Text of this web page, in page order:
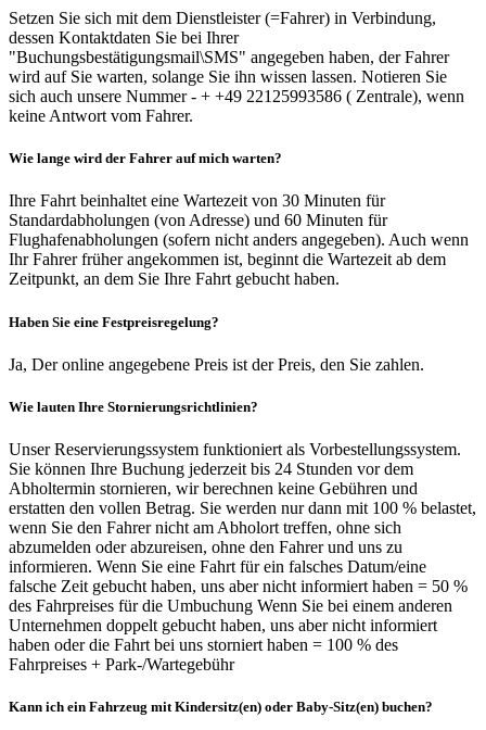
Setzen Sie sich mit dem Dienstleister (=Fahrer) in Verbindung,
dessen Kontaktdaten Sie bei Ihrer
"Buchungsbestätigungsmail\SMS" angegeben haben, der Fahrer
wird auf Sie warten, solange Sie ihn wissen lassen. Notieren Sie
sich auch unsere Nummer - + +49 22125993586 ( Zentrale), wenn
keine Antwort vom Fahrer.
Wie lange wird der Fahrer auf mich warten?
Ihre Fahrt beinhaltet eine Wartezeit von 30 Minuten für
Standardabholungen (von Adresse) und 60 Minuten für
Flughafenabholungen (sofern nicht anders angegeben). Auch wenn
Ihr Fahrer früher angekommen ist, beginnt die Wartezeit ab dem
Zeitpunkt, an dem Sie Ihre Fahrt gebucht haben.
Haben Sie eine Festpreisregelung?
Ja, Der online angegebene Preis ist der Preis, den Sie zahlen.
Wie lauten Ihre Stornierungsrichtlinien?
Unser Reservierungssystem funktioniert als Vorbestellungssystem.
Sie können Ihre Buchung jederzeit bis 24 Stunden vor dem
Abholtermin stornieren, wir berechnen keine Gebühren und
erstatten den vollen Betrag. Sie werden nur dann mit 100 % belastet,
wenn Sie den Fahrer nicht am Abholort treffen, ohne sich
abzumelden oder abzureisen, ohne den Fahrer und uns zu
informieren. Wenn Sie eine Fahrt für ein falsches Datum/eine
falsche Zeit gebucht haben, uns aber nicht informiert haben = 50 %
des Fahrpreises für die Umbuchung Wenn Sie bei einem anderen
Unternehmen doppelt gebucht haben, uns aber nicht informiert
haben oder die Fahrt bei uns storniert haben = 100 % des
Fahrpreises + Park-/Wartegebühr
Kann ich ein Fahrzeug mit Kindersitz(en) oder Baby-Sitz(en) buchen?